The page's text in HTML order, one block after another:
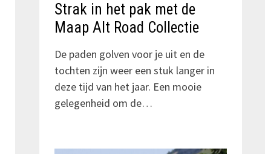
Strak in het pak met de
Maap Alt Road Collectie
De paden golven voor je uit en de
tochten zijn weer een stuk langer in
deze tijd van het jaar. Een mooie
gelegenheid om de…